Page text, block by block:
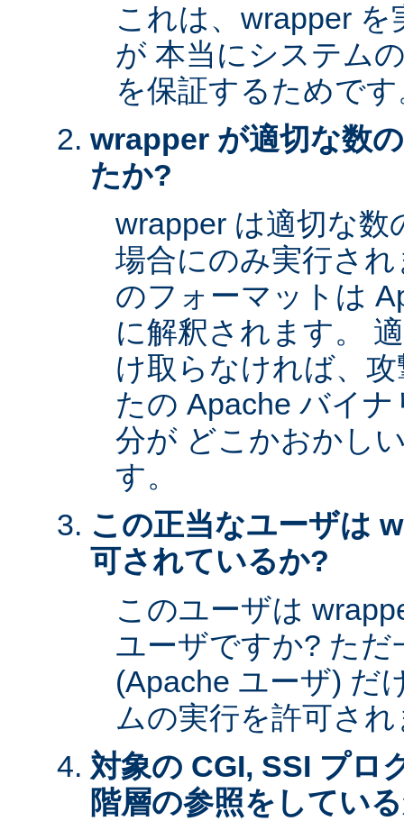
これは、wrapper
が 本当にシステム
を保証するためで
wrapper が適切な数
たか?
wrapper は適切な
場合にのみ実行さ
のフォーマットは
に解釈されます。
け取らなければ、
たの Apache バイ
分が どこかおかし
す。
この正当なユーザは
可されているか?
このユーザは
ユーザですか? ただ
(Apache ユーザ) だ
ムの実行を許可さ
対象の CGI, SSI プロ
階層の参照をしてい